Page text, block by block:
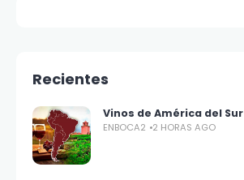
Recientes
Vinos de América del Sur
ENBOCA2 2 HORAS AGO